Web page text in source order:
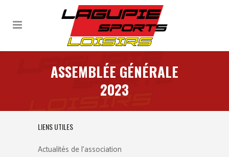
ASSEMBLÉE GÉNÉRALE
2023
LIENS UTILES
Actualités de l’association